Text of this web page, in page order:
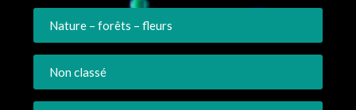
Nature – forêts – fleurs
Non classé